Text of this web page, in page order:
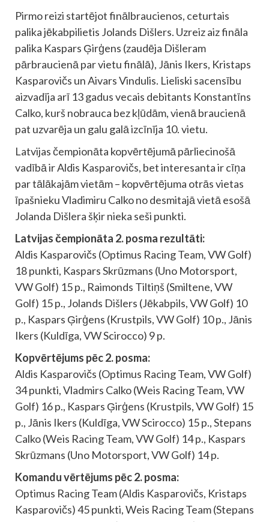
Pirmo reizi startējot finālbraucienos, ceturtais
palika jēkabpilietis Jolands Dišlers. Uzreiz aiz fināla
palika Kaspars Ģirģens (zaudēja Dišleram
pārbraucienā par vietu finālā), Jānis Ikers, Kristaps
Kasparovičs un Aivars Vindulis. Lieliski sacensību
aizvadīja arī 13 gadus vecais debitants Konstantīns
Calko, kurš nobrauca bez kļūdām, vienā braucienā
pat uzvarēja un galu galā izcīnīja 10. vietu.
Latvijas čempionāta kopvērtējumā pārliecinošā
vadībā ir Aldis Kasparovičs, bet interesanta ir cīņa
par tālākajām vietām – kopvērtējuma otrās vietas
īpašnieku Vladimiru Calko no desmitajā vietā esošā
Jolanda Dišlera šķir nieka seši punkti.
Latvijas čempionāta 2. posma rezultāti:
Aldis Kasparovičs (Optimus Racing Team, VW Golf)
18 punkti, Kaspars Skrūzmans (Uno Motorsport,
VW Golf) 15 p., Raimonds Tiltiņš (Smiltene, VW
Golf) 15 p., Jolands Dišlers (Jēkabpils, VW Golf) 10
p., Kaspars Ģirģens (Krustpils, VW Golf) 10 p., Jānis
Ikers (Kuldīga, VW Scirocco) 9 p.
Kopvērtējums pēc 2. posma:
Aldis Kasparovičs (Optimus Racing Team, VW Golf)
34 punkti, Vladmirs Calko (Weis Racing Team, VW
Golf) 16 p., Kaspars Ģirģens (Krustpils, VW Golf) 15
p., Jānis Ikers (Kuldīga, VW Scirocco) 15 p., Stepans
Calko (Weis Racing Team, VW Golf) 14 p., Kaspars
Skrūzmans (Uno Motorsport, VW Golf) 14 p.
Komandu vērtējums pēc 2. posma:
Optimus Racing Team (Aldis Kasparovičs, Kristaps
Kasparovičs) 45 punkti, Weis Racing Team (Stepans